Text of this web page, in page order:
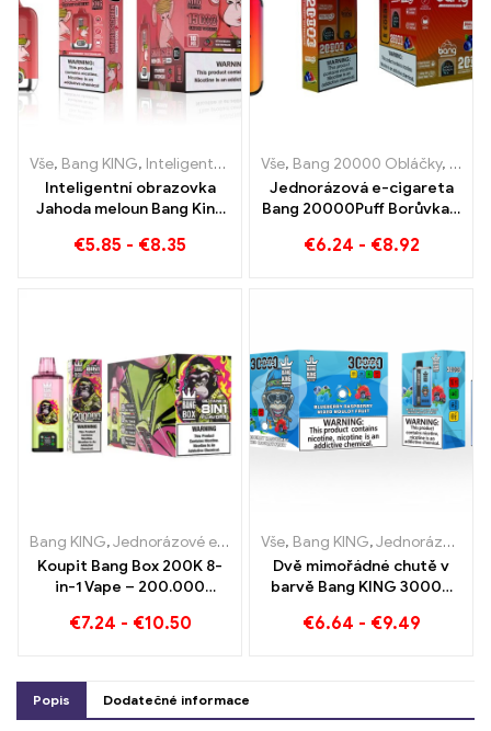
Vše, Bang KING, Inteligentní obrazovka Bang King 15000 Puff ,
Inteligentní obrazovka
Jahoda meloun Bang King
uvolňující potěšení z
€5.85 - €8.35
Vše, Bang 20000 Obláčky, Bang
Jednorázová e-cigareta
Bang 20000Puff Borůvka s
duální síťkou
€6.24 - €8.92
Bang KING,Jednorázové e-cigarety , Jednorázové e-cigarety
Koupit Bang Box 200K 8-
in-1 Vape – 200.000
€7.24 - €10.50
Vše, Bang KING,Jednorázové e-cigarety Litva
Dvě mimořádné chutě v
barvě Bang KING 30000
Malina Smíšené und
€6.64 - €9.49
Popis Dodatečné informace